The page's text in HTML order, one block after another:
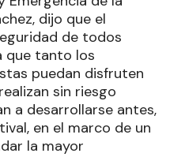
dijo que el
de todos
que tanto los
puedan disfruten
sin riesgo
a desarrollarse antes,
en el marco de un
la mayor